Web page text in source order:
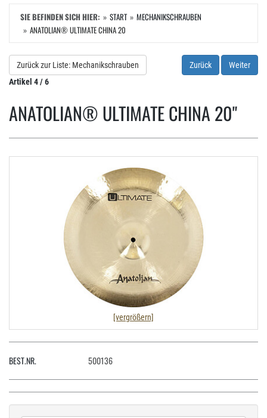
SIE BEFINDEN SICH HIER: START
MECHANIKSCHRAUBEN
ANATOLIAN® ULTIMATE CHINA 20
Zurück zur Liste: Mechanikschrauben Zurück
Weiter
Artikel 4 / 6
ANATOLIAN® ULTIMATE CHINA 20"
[vergrößern]
BEST.NR. 500136